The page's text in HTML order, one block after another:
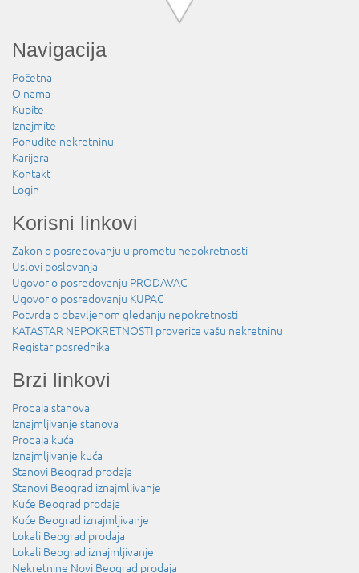
Navigacija
Početna
O nama
Kupite
Iznajmite
Ponudite nekretninu
Karijera
Kontakt
Login
Korisni linkovi
Zakon o posredovanju u prometu nepokretnosti
Uslovi poslovanja
Ugovor o posredovanju PRODAVAC
Ugovor o posredovanju KUPAC
Potvrda o obavljenom gledanju nepokretnosti
KATASTAR NEPOKRETNOSTI proverite vašu nekretninu
Registar posrednika
Brzi linkovi
Prodaja stanova
Iznajmljivanje stanova
Prodaja kuća
Iznajmljivanje kuća
Stanovi Beograd prodaja
Stanovi Beograd iznajmljivanje
Kuće Beograd prodaja
Kuće Beograd iznajmljivanje
Lokali Beograd prodaja
Lokali Beograd iznajmljivanje
Nekretnine Novi Beograd prodaja